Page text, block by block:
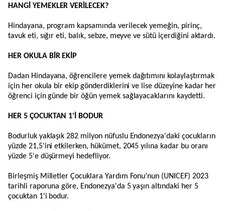
HANGİ YEMEKLER VERİLECEK?
Hindayana, program kapsamında verilecek yemeğin, pirinç,
tavuk eti, sığır eti, balık, sebze, meyve ve sütü içerdiğini aktardı.
HER OKULA BİR EKİP
Dadan Hindayana, öğrencilere yemek dağıtımını kolaylaştırmak
için her okula bir ekip gönderdiklerini ve lise düzeyine kadar her
öğrenci için günde bir öğün yemek sağlayacaklarını kaydetti.
HER 5 ÇOCUKTAN 1'İ BODUR
Bodurluk yaklaşık 282 milyon nüfuslu Endonezya'daki çocukların
yüzde 21,5'ini etkilerken, hükümet, 2045 yılına kadar bu oranı
yüzde 5'e düşürmeyi hedefliyor.
Birleşmiş Milletler Çocuklara Yardım Fonu’nun (UNICEF) 2023
tarihli raporuna göre, Endonezya'da 5 yaşın altındaki her 5
çocuktan 1'i bodur.